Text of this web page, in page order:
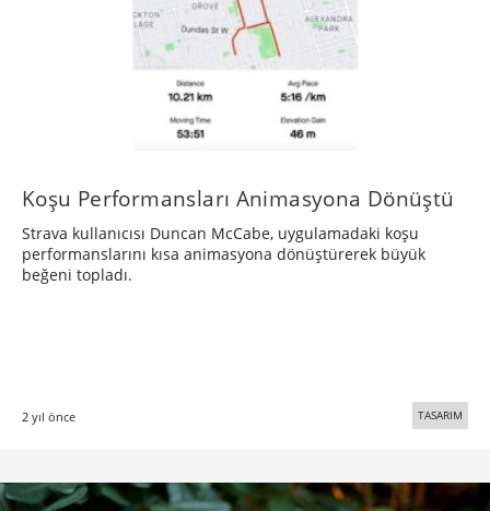
Koşu Performansları Animasyona Dönüştü
Strava kullanıcısı Duncan McCabe, uygulamadaki koşu
performanslarını kısa animasyona dönüştürerek büyük
beğeni topladı.
2 yıl önce TASARIM